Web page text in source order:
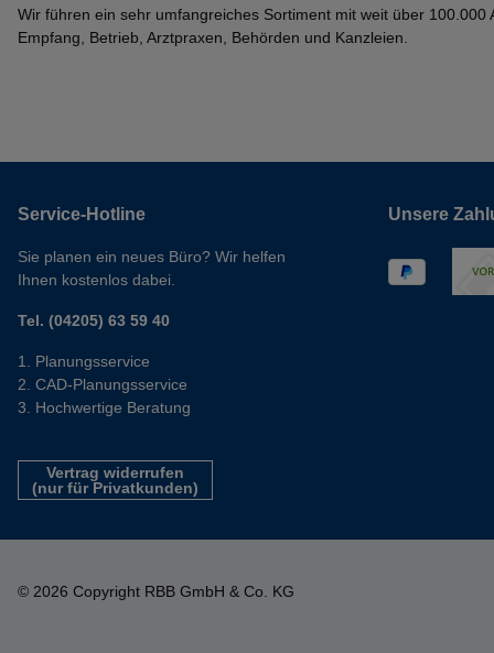
Wir führen ein sehr umfangreiches Sortiment mit weit über 100.000
Empfang, Betrieb, Arztpraxen, Behörden und Kanzleien.
Service-Hotline
Sie planen ein neues Büro? Wir helfen
Ihnen kostenlos dabei.
Tel. (04205) 63 59 40
Planungsservice
CAD-Planungsservice
Hochwertige Beratung
Vertrag widerrufen
(nur für Privatkunden)
Unsere
© 2026 Copyright RBB GmbH & Co. KG